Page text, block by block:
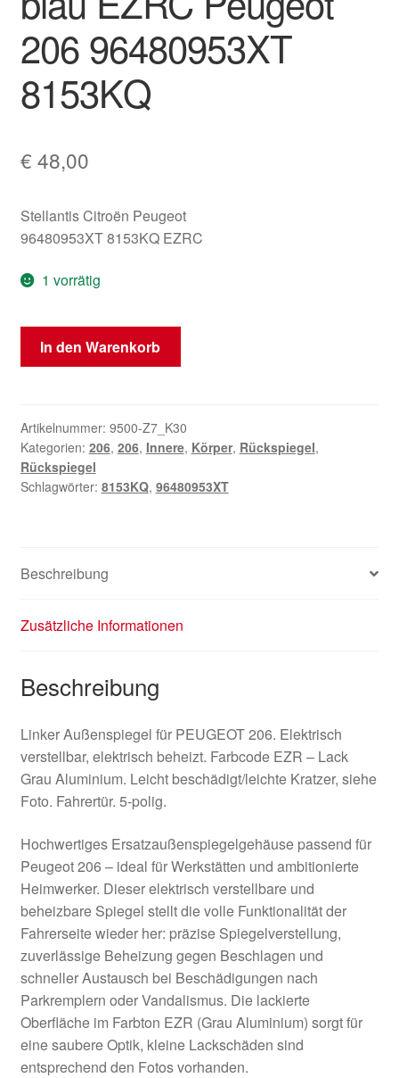
206 96480953XT
8153KQ
€ 48,00
Stellantis Citroën Peugeot
96480953XT 8153KQ EZRC
1 vorrätig
Linker
Außenspiegel
Peugeot
206
96480953XT
8153KQ
In den Warenkorb
Artikelnummer: 9500-Z7_K30
Kategorien: 206, 206, Innere, Körper, Rückspiegel,
Rückspiegel
Schlagwörter: 8153KQ, 96480953XT
Beschreibung
Zusätzliche Informationen
Beschreibung
Linker Außenspiegel für PEUGEOT 206. Elektrisch
verstellbar, elektrisch beheizt. Farbcode EZR – Lack
Grau Aluminium. Leicht beschädigt/leichte Kratzer, siehe
Foto. Fahrertür. 5‑polig.
Hochwertiges Ersatzaußenspiegelgehäuse passend für
Peugeot 206 – ideal für Werkstätten und ambitionierte
Heimwerker. Dieser elektrisch verstellbare und
beheizbare Spiegel stellt die volle Funktionalität der
Fahrerseite wieder her: präzise Spiegelverstellung,
zuverlässige Beheizung gegen Beschlagen und
schneller Austausch bei Beschädigungen nach
Parkremplern oder Vandalismus. Die lackierte
Oberfläche im Farbton EZR (Grau Aluminium) sorgt für
eine saubere Optik, kleine Lackschäden sind
entsprechend den Fotos vorhanden.